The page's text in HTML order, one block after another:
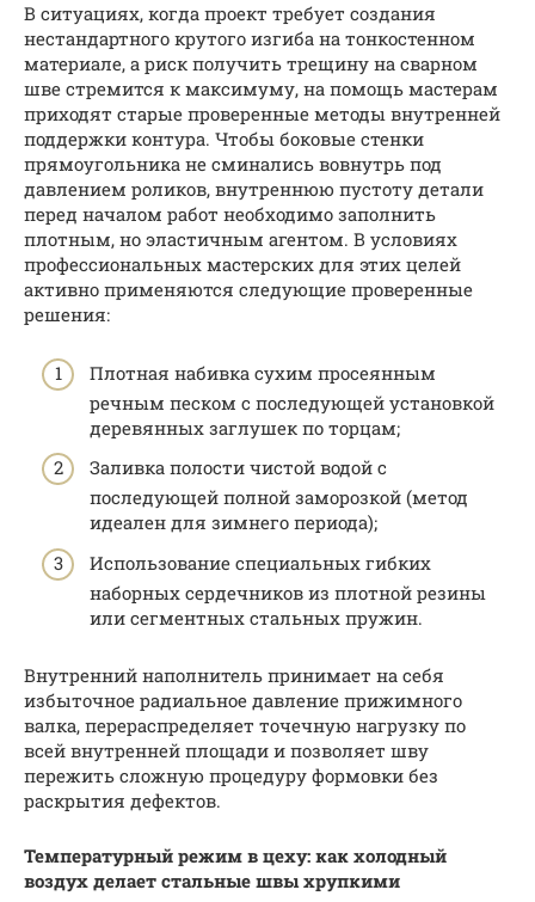
В ситуациях, когда проект требует создания
нестандартного крутого изгиба на тонкостенном
материале, а риск получить трещину на сварном
шве стремится к максимуму, на помощь мастерам
приходят старые проверенные методы внутренней
поддержки контура. Чтобы боковые стенки
прямоугольника не сминались вовнутрь под
давлением роликов, внутреннюю пустоту детали
перед началом работ необходимо заполнить
плотным, но эластичным агентом. В условиях
профессиональных мастерских для этих целей
активно применяются следующие проверенные
решения:
Плотная набивка сухим просеянным
речным песком с последующей установкой
деревянных заглушек по торцам;
Заливка полости чистой водой с
последующей полной заморозкой (метод
идеален для зимнего периода);
Использование специальных гибких
наборных сердечников из плотной резины
или сегментных стальных пружин.
Внутренний наполнитель принимает на себя
избыточное радиальное давление прижимного
валка, перераспределяет точечную нагрузку по
всей внутренней площади и позволяет шву
пережить сложную процедуру формовки без
раскрытия дефектов.
Температурный режим в цеху: как холодный
воздух делает стальные швы хрупкими